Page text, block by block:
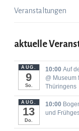
Veranstaltungen
aktuelle
AUG.
9
So.
10:00Auf
@ Museum
Thüringens
AUG.
13
Do.
10:00
und